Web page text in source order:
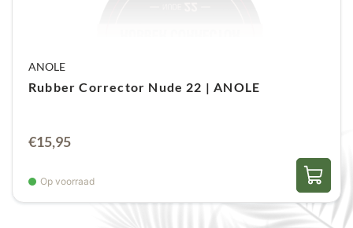
ANOLE
Rubber Corrector Nude 22 | ANOLE
€15,95
Op voorraad